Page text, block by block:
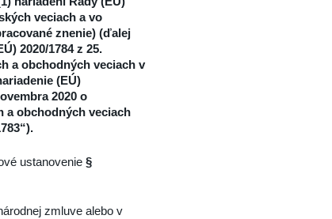
veciach a vo
znenie) (ďalej
2020/1784 z 25.
a obchodných veciach v
(EÚ)
2020 o
a obchodných veciach
ustanovenie §
zmluve alebo v